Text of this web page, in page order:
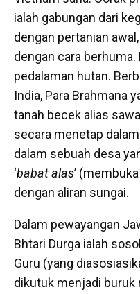
ialah gabungan dari
dengan pertanian
dengan cara
pedalaman hutan.
India, Para Brahmana
tanah becek alias
secara menetap
dalam sebuah desa
‘babat alas’
dengan aliran sungai.
Dalam pewayangan
Bhtari Durga ialah
Guru (yang
dikutuk menjadi buruk